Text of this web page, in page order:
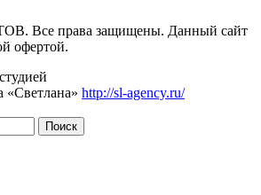
Все права защищены. Данный сайт
офертой.
«Светлана» http://sl-agency.ru/
Поиск